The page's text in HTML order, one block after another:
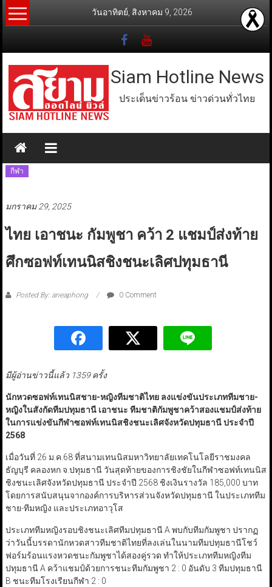
Skip
to
วันอาทิตย์, สิงหาคม 9, 2026
Siam Hotline News
ประเด็นข่าวร้อน ข่าวด่วนทั่วไทย
กีฬา
มกราคม 29, 2025
ไทย เอาชนะ กัมพูชา คว้า 2 แชมป์ส่งท้าย
ศึกซอฟท์เทนนิสชิงชนะเลิศปทุมธานี
Posted By: aneaphong 0 Comment
มีผู้อ่านข่าวนี้แล้ว 1359 ครั้ง
นักหวดซอฟท์เทนนิสชาย-หญิงทีมชาติไทย ลงแข่งขันประเภททีมชาย-
หญิงในสังกัดทีมปทุมธานี เอาชนะ ทีมชาติกัมพูชาคว้าสองแชมป์ส่งท้าย
ในการแข่งขันกีฬาซอฟท์เทนนิสชิงชนะเลิศจังหวัดปทุมธานี ประจำปี
2568
เมื่อวันที่ 26 ม.ค.68 ที่สนามเทนนิสมหาวิทยาลัยเทคโนโลยีราชมงคล
ธัญบุรี คลองหก จ.ปทุมธานี วันสุดท้ายของการชิงชัยในกีฬาซอฟท์เทนนิส
ชิงชนะเลิศจังหวัดปทุมธานี ประจำปี 2568 ชิงเงินรางวัล 185,000 บาท
โดยการสนับสนุนจากองค์การบริหารส่วนจังหวัดปทุมธานี ในประเภททีม
ชาย-ทีมหญิง และประเภทอาวุโส
ประเภททีมหญิงรอบชิงชนะเลิศทีมปทุมธานี A พบกับทีมกัมพูชา ปรากฏ
ว่าวันนี้บรรดานักหวดสาวทีมชาติไทยที่ลงเล่นในนามทีมปทุมธานีโชว์
ฟอร์มร้อนแรงหวดชนะกัมพูชาได้สองคู่รวด ทำให้ประเภททีมหญิงทีม
ปทุมธานี A คว้าแชมป์ด้วยการชนะทีมกัมพูชา 2 : 0 อันดับ 3 ทีมปทุมธานี
B ชนะทีมโรงเรียนกีฬา 2 : 0